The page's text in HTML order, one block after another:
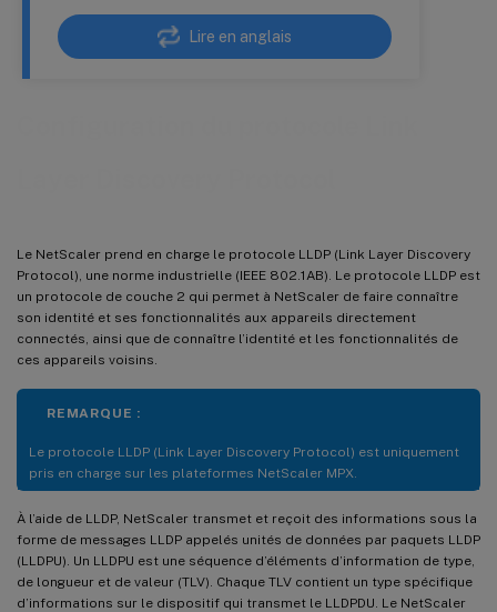
Lire en anglais
Le NetScaler prend en charge le protocole LLDP (Link Layer Discovery
Protocol), une norme industrielle (IEEE 802.1AB). Le protocole LLDP est
un protocole de couche 2 qui permet à NetScaler de faire connaître
son identité et ses fonctionnalités aux appareils directement
connectés, ainsi que de connaître l’identité et les fonctionnalités de
ces appareils voisins.
REMARQUE :
Le protocole LLDP (Link Layer Discovery Protocol) est uniquement
pris en charge sur les plateformes NetScaler MPX.
À l’aide de LLDP, NetScaler transmet et reçoit des informations sous la
forme de messages LLDP appelés unités de données par paquets LLDP
(LLDPU). Un LLDPU est une séquence d’éléments d’information de type,
de longueur et de valeur (TLV). Chaque TLV contient un type spécifique
d’informations sur le dispositif qui transmet le LLDPDU. Le NetScaler